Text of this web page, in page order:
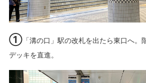
①「溝の口」駅の改札を出たら東口へ。
デッキを直進。